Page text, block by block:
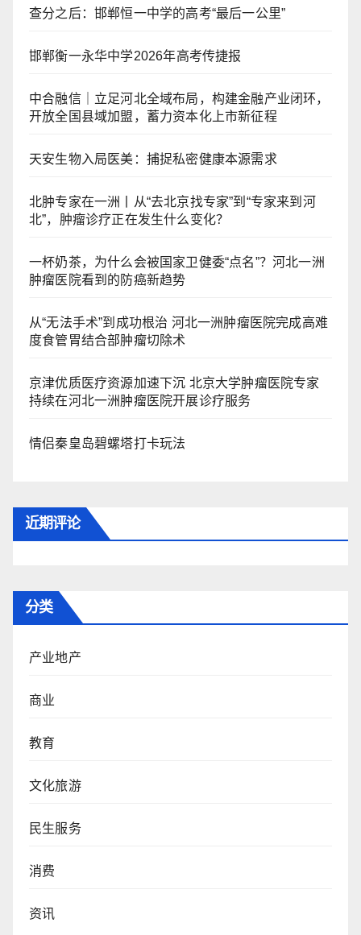
查分之后：邯郸恒一中学的高考“最后一公里”
邯郸衡一永华中学2026年高考传捷报
中合融信｜立足河北全域布局，构建金融产业闭环，
开放全国县域加盟，蓄力资本化上市新征程
天安生物入局医美：捕捉私密健康本源需求
北肿专家在一洲丨从“去北京找专家”到“专家来到河
北”，肿瘤诊疗正在发生什么变化？
一杯奶茶，为什么会被国家卫健委“点名”？河北一洲
肿瘤医院看到的防癌新趋势
从“无法手术”到成功根治 河北一洲肿瘤医院完成高难
度食管胃结合部肿瘤切除术
京津优质医疗资源加速下沉 北京大学肿瘤医院专家
持续在河北一洲肿瘤医院开展诊疗服务
情侣秦皇岛碧螺塔打卡玩法
近期评论
分类
产业地产
商业
教育
文化旅游
民生服务
消费
资讯